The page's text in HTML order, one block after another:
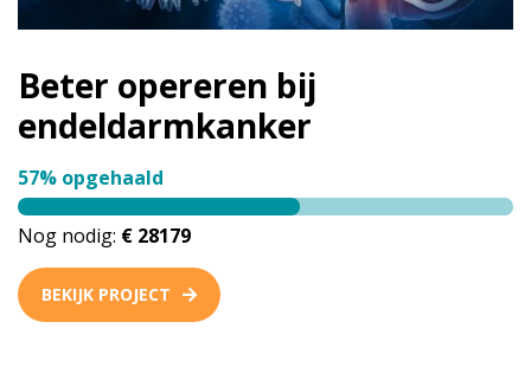
Beter opereren bij
endeldarmkanker
57% opgehaald
Nog nodig: € 28179
BEKIJK PROJECT